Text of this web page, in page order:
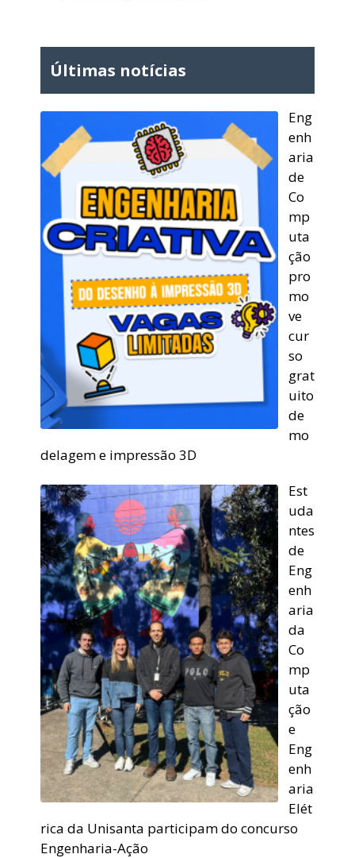
Últimas notícias
Eng
enh
aria
de
Co
mp
uta
ção
pro
mo
ve
cur
so
grat
uito
de
mo
delagem e impressão 3D
Est
uda
ntes
de
Eng
enh
aria
da
Co
mp
uta
ção
e
Eng
enh
aria
Elét
rica da Unisanta participam do concurso
Engenharia-Ação